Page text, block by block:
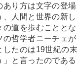
り方は文字の登
人間と世界の新
道を歩むこととな
哲学者ニーチェ
たのは19世紀の
と言ったのである